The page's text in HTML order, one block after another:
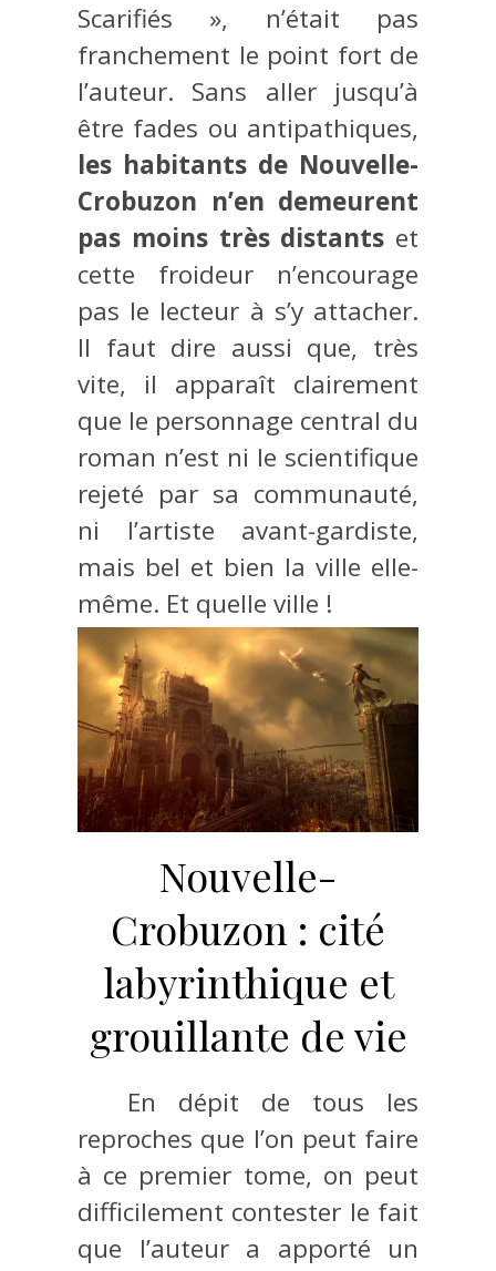
Scarifiés », n’était pas
franchement le point fort de
l’auteur. Sans aller jusqu’à
être fades ou antipathiques,
les habitants de Nouvelle-
Crobuzon n’en demeurent
pas moins très distants et
cette froideur n’encourage
pas le lecteur à s’y attacher.
Il faut dire aussi que, très
vite, il apparaît clairement
que le personnage central du
roman n’est ni le scientifique
rejeté par sa communauté,
ni l’artiste avant-gardiste,
mais bel et bien la ville elle-
même. Et quelle ville !
Nouvelle-
Crobuzon : cité
labyrinthique et
grouillante de vie
En dépit de tous les
reproches que l’on peut faire
à ce premier tome, on peut
difficilement contester le fait
que l’auteur a apporté un